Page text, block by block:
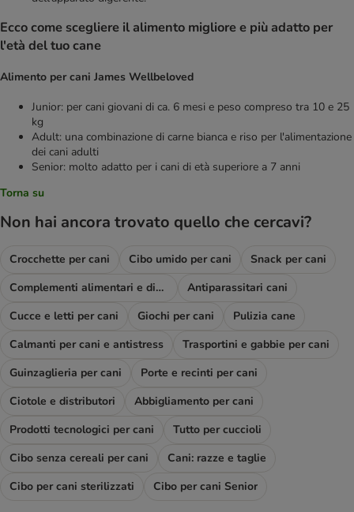
Ecco come scegliere il alimento migliore e più adatto per
l'età del tuo cane
Alimento per cani James Wellbeloved
Junior: per cani giovani di ca. 6 mesi e peso compreso tra 10 e 25
kg
Adult: una combinazione di carne bianca e riso per l'alimentazione
dei cani adulti
Senior: molto adatto per i cani di età superiore a 7 anni
Torna su
Non hai ancora trovato quello che cercavi?
Crocchette per cani Cibo umido per cani
Snack per cani
Complementi alimentari e diete
Antiparassitari cani
Cucce e letti per cani
Giochi per cani
Pulizia cane
Calmanti per cani e antistress
Trasportini e gabbie per cani
Guinzaglieria per cani
Porte e recinti per cani
Ciotole e distributori
Abbigliamento per cani
Prodotti tecnologici per cani
Tutto per cuccioli
Cibo senza cereali per cani
Cani: razze e taglie
Cibo per cani sterilizzati
Cibo per cani Senior